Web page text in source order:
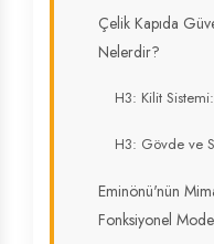
Çelik Kapıda
Nelerdir?
H3: Kilit
H3: Gövde ve
Eminönü'nün
Fonksiyonel